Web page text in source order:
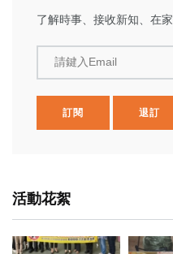
了解時事、接收新知、在
請鍵入Email
訂閱 退訂
活動花絮